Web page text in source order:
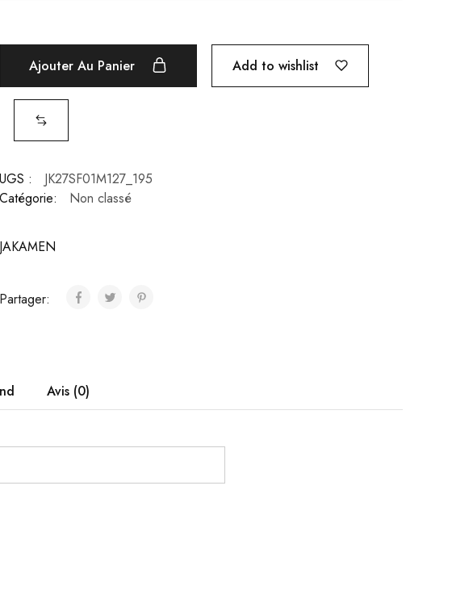
Ajouter Au Panier Add to wishlist
UGS :
JK27SF01M127_195
Catégorie:
Non classé
JAKAMEN
Partager:
Avis (0)